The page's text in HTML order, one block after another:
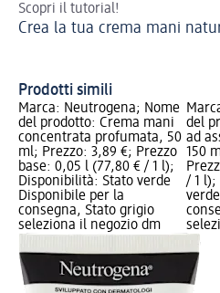
Scopri il tutorial!
Crea la tua crema mani
Prodotti simili
Marca: Neutrogena; Nome
del prodotto: Crema mani
concentrata profumata, 50
ml; Prezzo: 3,89 €; Prezzo
base: 0,05 l (77,80 € / 1 l);
Disponibilità: Stato verde
Disponibile per la
consegna, Stato grigio
seleziona il negozio dm
del
ad
150
/ 1 l);